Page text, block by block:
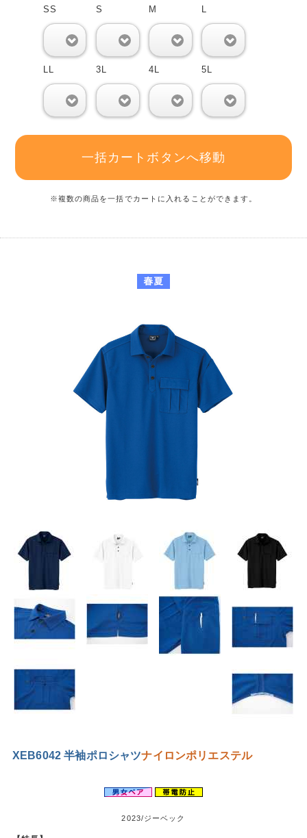
SS S M L
LL 3L 4L 5L
一括カートボタンへ移動
※複数の商品を一括でカートに入れることができます。
XEB6042 半袖ポロシャツナイロンポリエステル
2023/ジーベック